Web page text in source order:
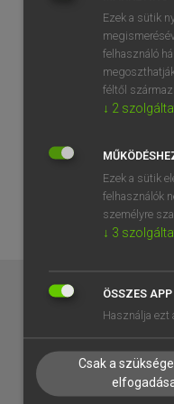
EGYÉNI
TANULÓKNAK
VÁLLALATI
Ezek a sütik
felhasználó
féltől
↓ 2
Ezek a sütik
felhasználók
személyre
↓ 3
ÖSSZES
Használja ezt
Csak a